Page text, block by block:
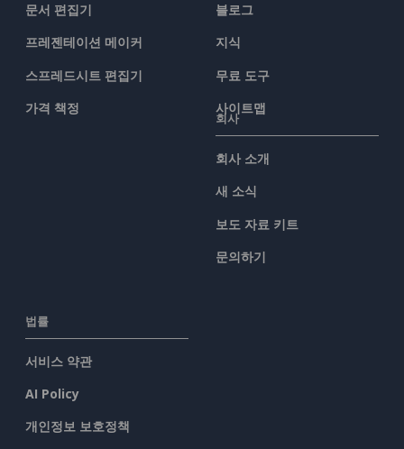
문서 편집기
프레젠테이션 메이커
스프레드시트 편집기
가격 책정
블로그
지식
무료 도구
사이트맵
회사
회사 소개
새 소식
보도 자료 키트
문의하기
법률
서비스 약관
AI Policy
개인정보 보호정책